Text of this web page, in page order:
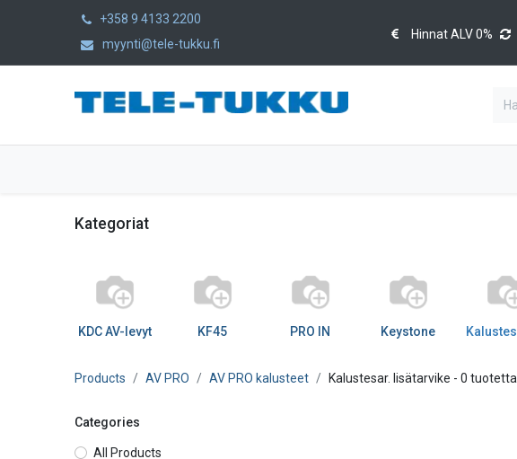
+358 9 4133 2200
myynti@tele-tukku.fi
Hinnat ALV 0%
Kategoriat
KDC AV-levyt KF45 PRO IN Keystone
Products AV PRO AV PRO kalusteet Kalustesar. lisätarvike - 0 tuotetta
Categories
All Products